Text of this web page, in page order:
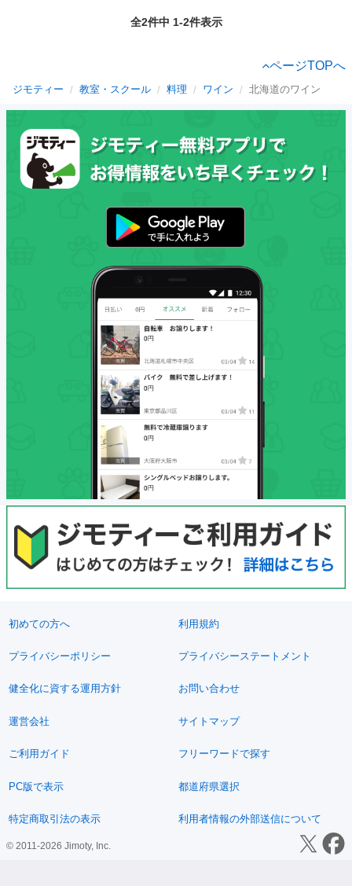
全2件中 1-2件表示
ページTOPへ
ジモティー 教室・スクール 料理 ワイン 北海道のワイン
初めての方へ 利用規約
プライバシーポリシー プライバシーステートメント
健全化に資する運用方針 お問い合わせ
運営会社 サイトマップ
ご利用ガイド フリーワードで探す
PC版で表示 都道府県選択
特定商取引法の表示 利用者情報の外部送信について
© 2011-2026 Jimoty, Inc.